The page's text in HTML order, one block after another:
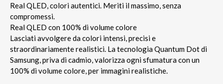
Real QLED, colori autentici. Meriti il massimo, senza
compromessi.
Real QLED con 100% di volume colore
Lasciati avvolgere da colori intensi, precisi e
straordinariamente realistici. La tecnologia Quantum Dot di
Samsung, priva di cadmio, valorizza ogni sfumatura con un
100% di volume colore, per immagini realistiche.